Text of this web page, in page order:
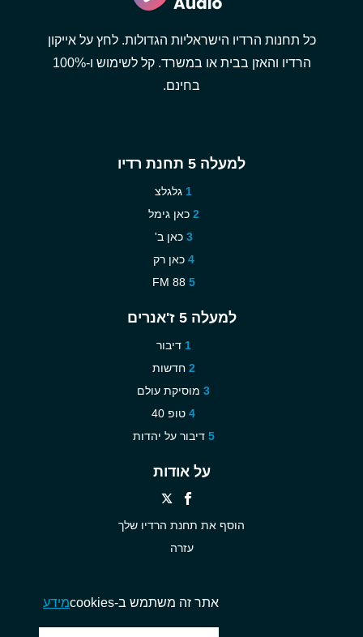
כל תחנות הרדיו הישראליות הגדולות. לחץ על אייקון
הרדיו והאזן בבית או במשרד. קל לשימוש ו-100%
בחינם.
למעלה 5 תחנת רדיו
גלגלצ
כאן גימל
כאן ב'
כאן רק
88 FM
למעלה 5 ז'אנרים
דיבור
חדשות
מוסיקת עולם
טופ 40
דיבור על יהדות
על אודות
הוסף את תחנת הרדיו שלך
עזרה
אתר זה משתמש ב-cookies מידע